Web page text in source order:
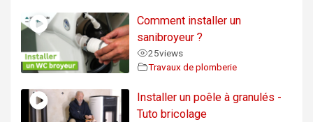
Comment installer un
sanibroyeur ?
25views
Travaux de plomberie
Installer un poêle à granulés -
Tuto bricolage